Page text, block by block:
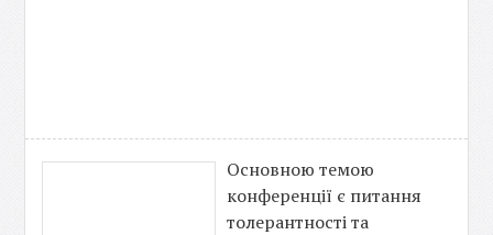
Основною темою
конференції є питання
толерантності та